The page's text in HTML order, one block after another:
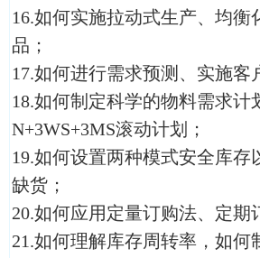
16.如何实施拉动式生产、均
品；
17.如何进行需求预测、实施
18.如何制定科学的物料需求
N+3WS+3MS滚动计划；
19.如何设置两种模式安全库
缺货；
20.如何应用定量订购法、定期
21.如何理解库存周转率，如